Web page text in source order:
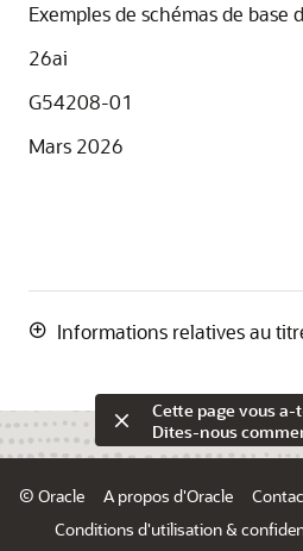
Exemples de schémas de base
26ai
G54208-01
Mars 2026
Informations relatives au
Cette page vous
Dites-nous
© Oracle A propos d'Oracle
Conditions d'utilisation &